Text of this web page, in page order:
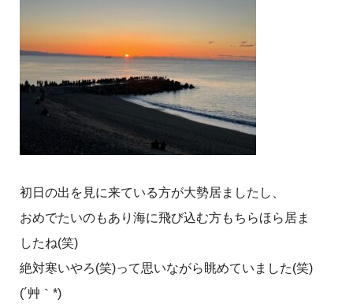
初日の出を見に来ている方が大勢居ましたし、
おめでたいのもあり海に飛び込む方もちらほら居ま
したね(笑)
絶対寒いやろ(笑)って思いながら眺めていました(笑)
(´艸｀*)